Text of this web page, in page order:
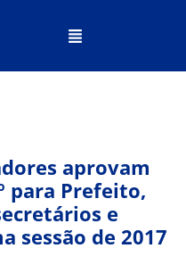
aprovam
para Prefeito,
e
sessão de 2017